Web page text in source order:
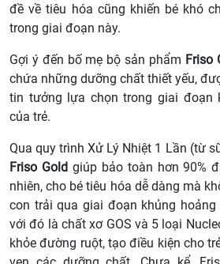
đề về tiêu hóa cũng khiến bé khó
trong giai đoạn này.
Gợi ý đến bố mẹ bộ sản phẩm Friso
chứa những dưỡng chất thiết yếu,
tin tưởng lựa chọn trong giai đoạn
của trẻ.
Qua quy trình Xử Lý Nhiệt 1 Lần (từ
Friso Goldgiúp bảo toàn hơn 90%
nhiên, cho bé tiêu hóa dễ dàng mà
con trải qua giai đoạn khủng hoảng
với đó là chất xơ GOS và 5 loại
khỏe đường ruột, tạo điều kiện cho